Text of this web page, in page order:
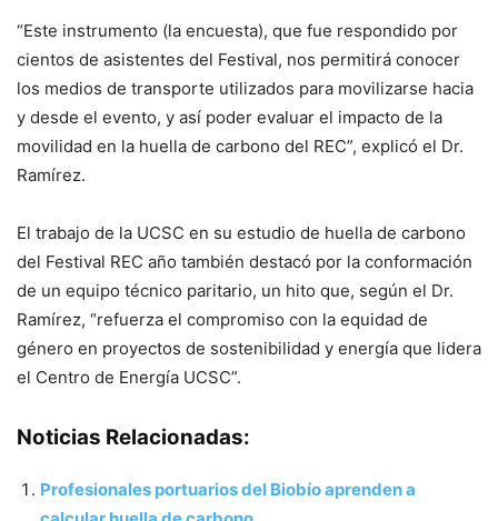
“Este instrumento (la encuesta), que fue respondido por
cientos de asistentes del Festival, nos permitirá conocer
los medios de transporte utilizados para movilizarse hacia
y desde el evento, y así poder evaluar el impacto de la
movilidad en la huella de carbono del REC”, explicó el Dr.
Ramírez.
El trabajo de la UCSC en su estudio de huella de carbono
del Festival REC año también destacó por la conformación
de un equipo técnico paritario, un hito que, según el Dr.
Ramírez, “refuerza el compromiso con la equidad de
género en proyectos de sostenibilidad y energía que lidera
el Centro de Energía UCSC”.
Noticias Relacionadas:
Profesionales portuarios del Biobío aprenden a